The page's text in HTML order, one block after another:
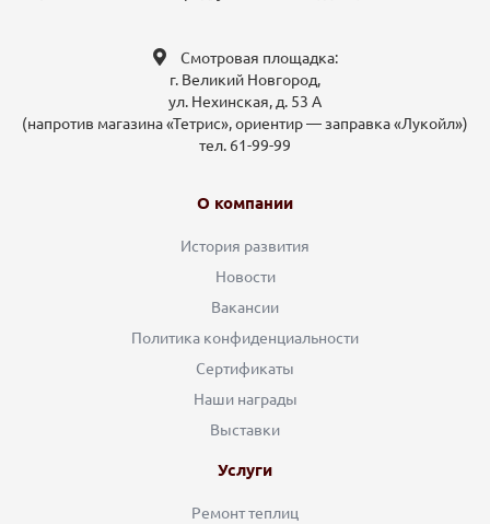
Смотровая площадка:
г. Великий Новгород,
ул. Нехинская, д. 53 А
(напротив магазина «Тетрис», ориентир — заправка «Лукойл»)
тел. 61-99-99
О компании
История развития
Новости
Вакансии
Политика конфиденциальности
Сертификаты
Наши награды
Выставки
Услуги
Ремонт теплиц